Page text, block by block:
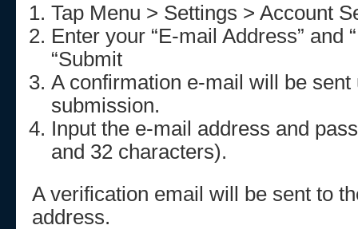
Tap Menu > Settings > Account
Enter your “E-mail Address” and
“Submit
A confirmation e-mail will be sent
submission.
Input the e-mail address and
and 32 characters).
A verification email will be sent to
address.